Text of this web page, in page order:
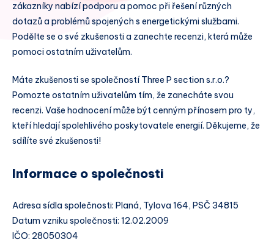
zákazníky nabízí podporu a pomoc při řešení různých
dotazů a problémů spojených s energetickými službami.
Podělte se o své zkušenosti a zanechte recenzi, která může
pomoci ostatním uživatelům.
Máte zkušenosti se společností Three P section s.r.o.?
Pomozte ostatním uživatelům tím, že zanecháte svou
recenzi. Vaše hodnocení může být cenným přínosem pro ty,
kteří hledají spolehlivého poskytovatele energií. Děkujeme, že
sdílíte své zkušenosti!
Informace o společnosti
Adresa sídla společnosti: Planá, Tylova 164, PSČ 34815
Datum vzniku společnosti: 12.02.2009
IČO: 28050304